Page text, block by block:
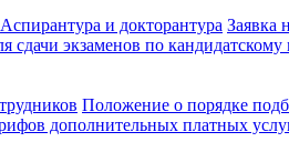
Аспирантура и докторантура Заявка
сдачи экзаменов по
Положение о порядке
дополнительных платных